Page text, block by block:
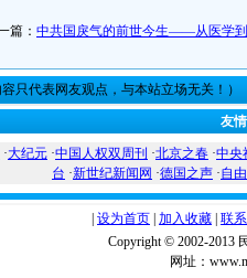
篇： 中共国戾气的前世今生——从医学
只代表网友观点，与本站立场无关！）
友
·大纪元 ·中国人权双周刊 ·北京之春 ·中央
台 ·新世纪新闻网 ·德国之声 ·自
设为首页 加入收藏 联
Copyright © 2002-2013
网址：